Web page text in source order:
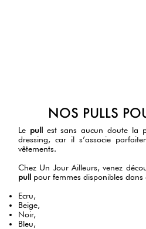
NOS PULLS
Le pull est sans aucun doute la
dressing, car il s’associe
vêtements.
Chez Un Jour Ailleurs, venez
pull pour femmes disponibles
Ecru,
Beige,
Noir,
Bleu,